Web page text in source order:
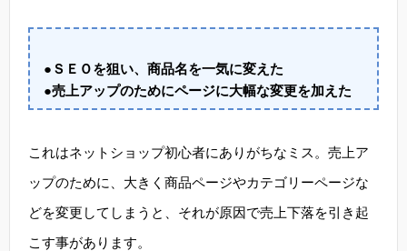
●ＳＥＯを狙い、商品名を一気に変えた
●売上アップのためにページに大幅な変更を加えた
これはネットショップ初心者にありがちなミス。売上ア
ップのために、大きく商品ページやカテゴリーページな
どを変更してしまうと、それが原因で売上下落を引き起
こす事があります。